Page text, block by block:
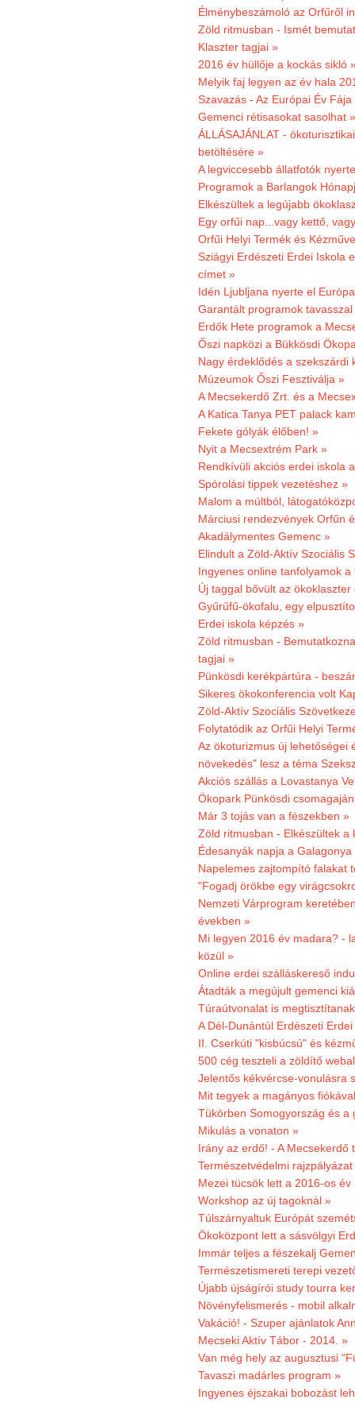
Élménybeszámoló az Orfűről
Zöld ritmusban - Ismét
Klaszter tagjai »
2016 év hüllője a kockás sikló
Melyik faj legyen az év hala
Szavazás - Az Európai Év
Gemenci rétisasokat sasolhat »
ÁLLÁSAJÁNLAT -
betöltésére »
A legviccesebb állatfotók
Programok a Barlangok
Elkészültek a legújabb
Egy orfűi nap...vagy kettő,
Orfűi Helyi Termék és
Sziágyi Erdészeti Erdei Iskola
címet »
Idén Ljubljana nyerte el
Garantált programok tavasszal
Erdők Hete programok a
Őszi napközi a Bükkösdi
Nagy érdeklődés a szekszárdi
Múzeumok Őszi Fesztiválja »
A Mecsekerdő Zrt. és a
A Katica Tanya PET palack
Fekete gólyák élőben! »
Nyit a Mecsextrém Park »
Rendkívüli akciós erdei iskola
Spórolási tippek vezetéshez »
Malom a múltból,
Márciusi rendezvények Orfűn
Akadálymentes Gemenc »
Elindult a Zöld-Aktív Szociális
Ingyenes online tanfolyamok
Új taggal bővült az ökoklaszter
Gyűrűfű-ökofalu, egy
Erdei iskola képzés »
Zöld ritmusban -
tagjai »
Pünkösdi kerékpártúra -
Sikeres ökokonferencia volt
Zöld-Aktív Szociális
Folytatódik az Orfűi Helyi
Az ökoturizmus új lehetőségei
növekedés" lesz a téma
Akciós szállás a Lovastanya
Ökopark Pünkösdi
Már 3 tojás van a fészekben »
Zöld ritmusban - Elkészültek
Édesanyák napja a
Napelemes zajtompító falakat
"Fogadj örökbe egy
Nemzeti Várprogram
években »
Mi legyen 2016 év madara? -
közül »
Online erdei szálláskereső
Átadták a megújult gemenci
Túraútvonalat is
A Dél-Dunántúl Erdészeti
II. Cserkúti "kisbúcsú" és
500 cég teszteli a zöldítő
Jelentős kékvércse-vonulásra
Mit tegyek a magányos
Tükörben Somogyország és a
Mikulás a vonaton »
Irány az erdő! - A
Természetvédelmi
Mezei tücsök lett a 2016-os év
Workshop az új tagoknál »
Túlszárnyaltuk Európát
Ökoközpont lett a sásvölgyi
Immár teljes a fészekalj
Természetismereti terepi
Újabb újságírói study tourra
Növényfelismerés - mobil
Vakáció! - Szuper ajánlatok
Mecseki Aktív Tábor - 2014. »
Van még hely az augusztusi
Tavaszi madárles program »
Ingyenes éjszakai bobozást